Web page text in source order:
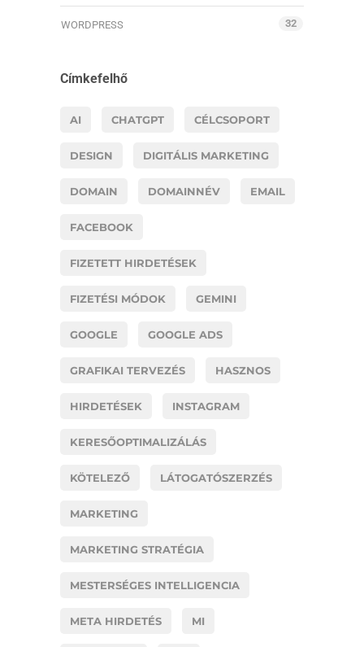
WORDPRESS 32
Címkefelhő
AI CHATGPT CÉLCSOPORT
DESIGN DIGITÁLIS MARKETING
DOMAIN DOMAINNÉV EMAIL
FACEBOOK
FIZETETT HIRDETÉSEK
FIZETÉSI MÓDOK GEMINI
GOOGLE GOOGLE ADS
GRAFIKAI TERVEZÉS HASZNOS
HIRDETÉSEK INSTAGRAM
KERESŐOPTIMALIZÁLÁS
KÖTELEZŐ LÁTOGATÓSZERZÉS
MARKETING
MARKETING STRATÉGIA
MESTERSÉGES INTELLIGENCIA
META HIRDETÉS MI